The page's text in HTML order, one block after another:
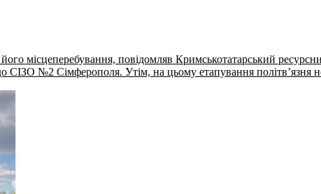
місцеперебування, повідомляв Кримськотатарський
СІЗО №2 Сімферополя. Утім, на цьому етапування